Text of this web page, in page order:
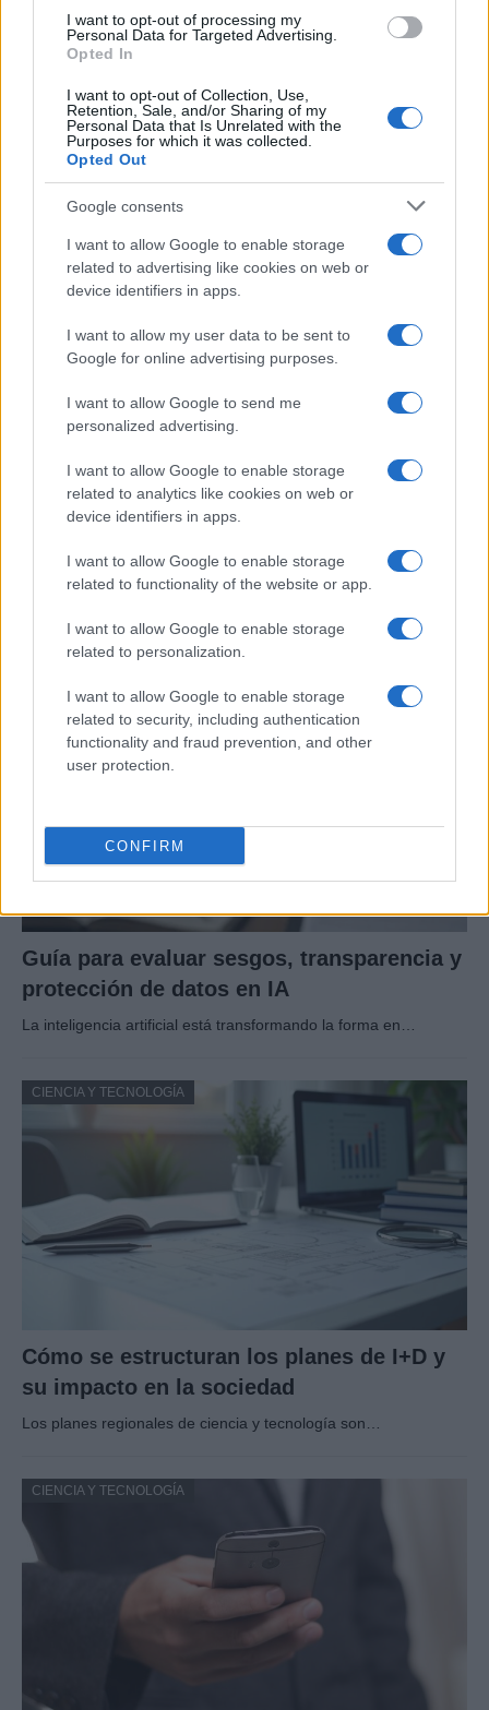
I want to opt-out of processing my
Personal Data for Targeted Advertising.
Opted In
I want to opt-out of Collection, Use,
Retention, Sale, and/or Sharing of my
Personal Data that Is Unrelated with the
Purposes for which it was collected.
Opted Out
Google consents
I want to allow Google to enable storage
related to advertising like cookies on web or
device identifiers in apps.
I want to allow my user data to be sent to
Google for online advertising purposes.
I want to allow Google to send me
personalized advertising.
I want to allow Google to enable storage
related to analytics like cookies on web or
device identifiers in apps.
I want to allow Google to enable storage
related to functionality of the website or app.
I want to allow Google to enable storage
related to personalization.
I want to allow Google to enable storage
related to security, including authentication
functionality and fraud prevention, and other
user protection.
CONFIRM
Protocolos de seguridad ocular y
consejos para fotografiar eclipses solares
CIENCIA Y TECNOLOGÍA
Cómo elegir una carrera STEAM: perfiles
emergentes y competencias clave
Descubre cómo elegir la mejor opción en STEAM:…
CIENCIA Y TECNOLOGÍA
Guía para evaluar sesgos, transparencia y
protección de datos en IA
La inteligencia artificial está transformando la forma en…
CIENCIA Y TECNOLOGÍA
Cómo se estructuran los planes de I+D y
su impacto en la sociedad
Los planes regionales de ciencia y tecnología son…
CIENCIA Y TECNOLOGÍA